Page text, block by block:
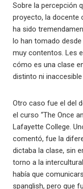
Sobre la percepción
proyecto, la docente
ha sido
lo han tomado
muy contentos. Les
cómo es una clase
distinto ni
Otro caso fue el del
el curso “The Once
Lafayette College.
comentó, fue la
dictaba la clase, sin
torno a la
había que
spanglish, pero que